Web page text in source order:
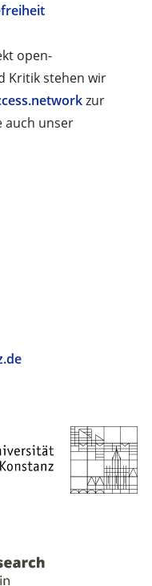
open-
Kritik stehen wir
zur
auch unser